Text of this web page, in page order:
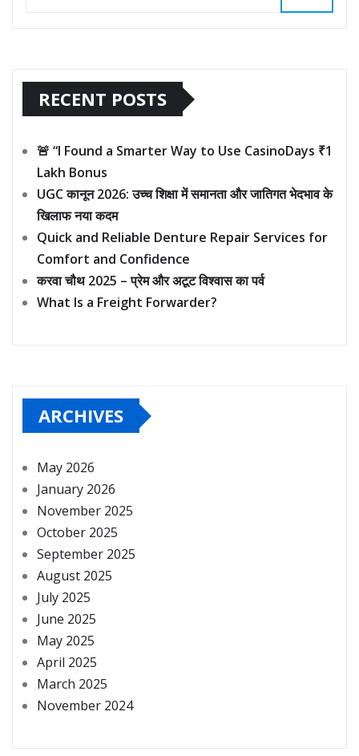
RECENT POSTS
🚨 “I Found a Smarter Way to Use CasinoDays ₹1
Lakh Bonus
UGC कानून 2026: उच्च शिक्षा में समानता और जातिगत भेदभाव के
खिलाफ नया कदम
Quick and Reliable Denture Repair Services for
Comfort and Confidence
करवा चौथ 2025 – प्रेम और अटूट विश्वास का पर्व
What Is a Freight Forwarder?
ARCHIVES
May 2026
January 2026
November 2025
October 2025
September 2025
August 2025
July 2025
June 2025
May 2025
April 2025
March 2025
November 2024